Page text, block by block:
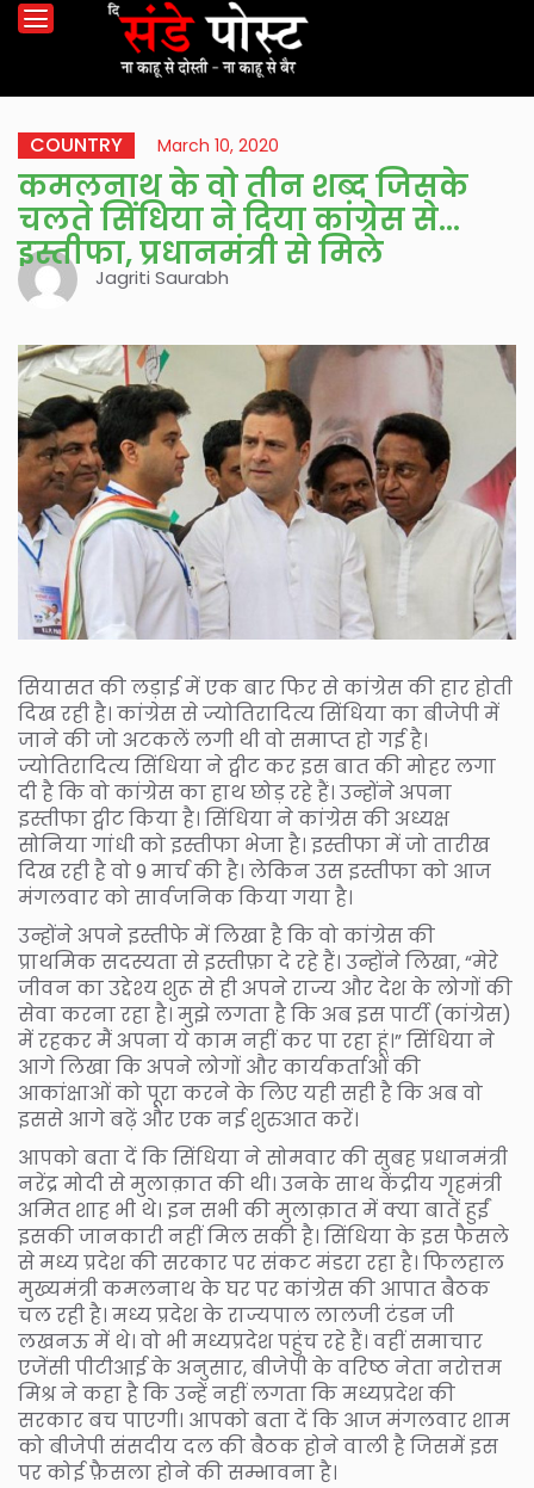
COUNTRY March 10, 2020
कमलनाथ के वो तीन शब्द जिसके
चलते सिंधिया ने दिया कांग्रेस से
इस्तीफा, प्रधानमंत्री से मिले
Jagriti Saurabh
सियासत की लड़ाई में एक बार फिर से कांग्रेस की हार होती
दिख रही है। कांग्रेस से ज्योतिरादित्य सिंधिया का बीजेपी में
जाने की जो अटकलें लगी थी वो समाप्त हो गई है।
ज्योतिरादित्य सिंधिया ने ट्वीट कर इस बात की मोहर लगा
दी है कि वो कांग्रेस का हाथ छोड़ रहे हैं। उन्होंने अपना
इस्तीफा ट्वीट किया है। सिंधिया ने कांग्रेस की अध्यक्ष
सोनिया गांधी को इस्तीफा भेजा है। इस्तीफा में जो तारीख
दिख रही है वो 9 मार्च की है। लेकिन उस इस्तीफा को आज
मंगलवार को सार्वजनिक किया गया है।
उन्होंने अपने इस्तीफे में लिखा है कि वो कांग्रेस की
प्राथमिक सदस्यता से इस्तीफ़ा दे रहे हैं। उन्होंने लिखा, “मेरे
जीवन का उद्देश्य शुरू से ही अपने राज्य और देश के लोगों की
सेवा करना रहा है। मुझे लगता है कि अब इस पार्टी (कांग्रेस)
में रहकर मैं अपना ये काम नहीं कर पा रहा हूं।” सिंधिया ने
आगे लिखा कि अपने लोगों और कार्यकर्ताओं की
आकांक्षाओं को पूरा करने के लिए यही सही है कि अब वो
इससे आगे बढ़ें और एक नई शुरुआत करें।
आपको बता दें कि सिंधिया ने सोमवार की सुबह प्रधानमंत्री
नरेंद्र मोदी से मुलाक़ात की थी। उनके साथ केंद्रीय गृहमंत्री
अमित शाह भी थे। इन सभी की मुलाक़ात में क्या बातें हुईं
इसकी जानकारी नहीं मिल सकी है। सिंधिया के इस फैसले
से मध्य प्रदेश की सरकार पर संकट मंडरा रहा है। फिलहाल
मुख्यमंत्री कमलनाथ के घर पर कांग्रेस की आपात बैठक
चल रही है। मध्य प्रदेश के राज्यपाल लालजी टंडन जी
लखनऊ में थे। वो भी मध्यप्रदेश पहुंच रहे हैं। वहीं समाचार
एजेंसी पीटीआई के अनुसार, बीजेपी के वरिष्ठ नेता नरोत्तम
मिश्र ने कहा है कि उन्हें नहीं लगता कि मध्यप्रदेश की
सरकार बच पाएगी। आपको बता दें कि आज मंगलवार शाम
को बीजेपी संसदीय दल की बैठक होने वाली है जिसमें इस
पर कोई फ़ैसला होने की सम्भावना है।